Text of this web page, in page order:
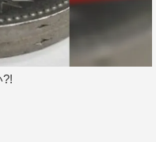
たっていうのを言って
るんだなっていうのを感
顔。
そうな映像になりそ
なと。NHKさんの本
?!